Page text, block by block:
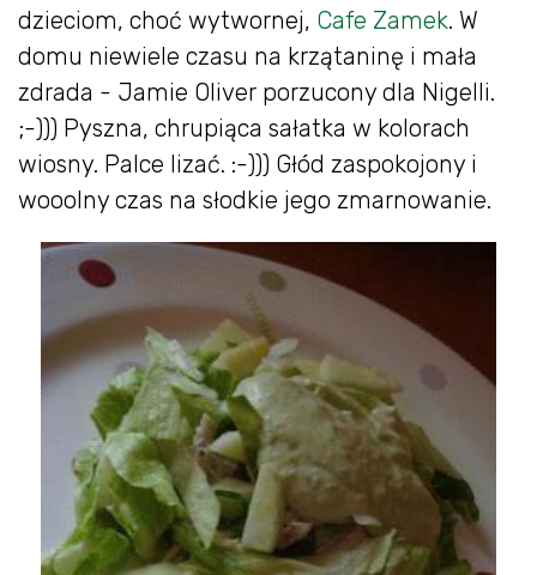
dzieciom, choć wytwornej, Cafe Zamek. W
domu niewiele czasu na krzątaninę i mała
zdrada - Jamie Oliver porzucony dla Nigelli.
;-))) Pyszna, chrupiąca sałatka w kolorach
wiosny. Palce lizać. :-))) Głód zaspokojony i
wooolny czas na słodkie jego zmarnowanie.